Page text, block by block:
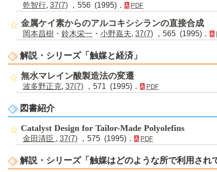
乾智行, 37(7) ，556 (1995)． PDF
金属ケイ素からのアルコキシシランの直接合成
岡本昌樹 ・ 鈴木栄一 ・ 小野嘉夫, 37(7) ，565 (1995)．
解説・シリーズ「触媒と経済」
無水マレイン酸製造法の変遷
波多野正克, 37(7) ，571 (1995)． PDF
図書紹介
Catalyst Design for Tailor-Made Polyolefins
金田清臣 , 37(7) ，575 (1995)． PDF
解説・シリーズ「触媒はどのような所で利用され